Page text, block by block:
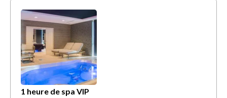
1 heure de spa VIP